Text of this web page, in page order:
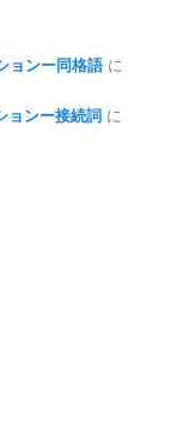
ンー同格語に
ンー接続詞 に